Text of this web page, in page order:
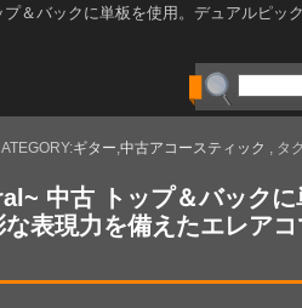
＆バックに単板を使用。デュアルピッ
ギター 中古アコースティック , タ
中古 トップ＆バックに
表現力を備えたエレア